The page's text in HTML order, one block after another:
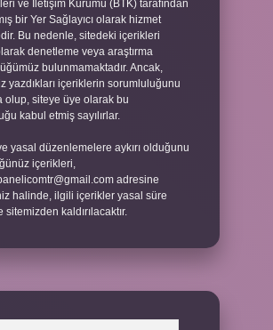
ve İletişim Kurumu (BTK) tarafından
bir Yer Sağlayıcı olarak hizmet
Bu nedenle, sitedeki içerikleri
denetleme veya araştırma
bulunmamaktadır. Ancak,
yazdıkları içeriklerin sorumluluğunu
olup, siteye üye olarak bu
kabul etmiş sayılırlar.
yasal düzenlemelere aykırı olduğunu
içerikleri,
adresine
halinde, ilgili içerikler yasal süre
kaldırılacaktır.